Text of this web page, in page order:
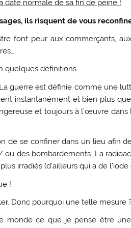
date normale de sa fin de peine !
ils risquent de vous
font peur aux commerçants,
quelques définitions.
guerre est définie comme une
instantanément et bien plus
et toujours à l’œuvre
de se confiner dans un lieu afin
des bombardements. La
irradiés (d’ailleurs qui a de l’iode
!
Donc pourquoi une telle mesure
monde ce que je pense être